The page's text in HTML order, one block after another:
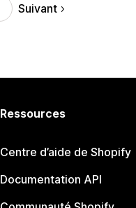
Suivant
Ressources
Centre d’aide de Shopify
Documentation API